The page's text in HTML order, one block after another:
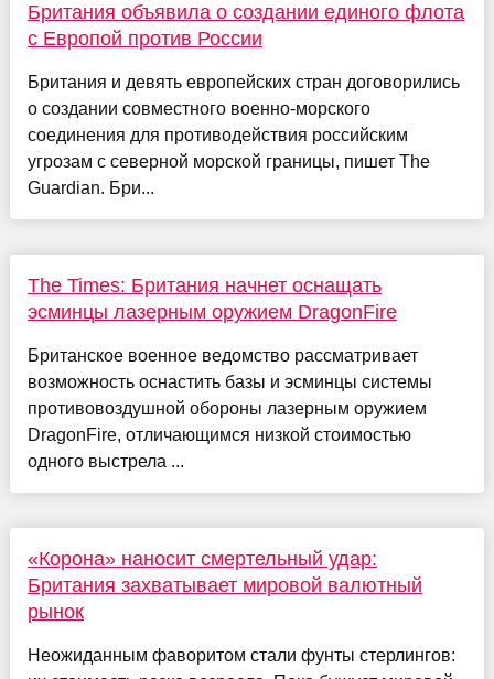
Британия объявила о создании единого флота
с Европой против России
Британия и девять европейских стран договорились
о создании совместного военно-морского
соединения для противодействия российским
угрозам с северной морской границы, пишет The
Guardian. Бри...
The Times: Британия начнет оснащать
эсминцы лазерным оружием DragonFire
Британское военное ведомство рассматривает
возможность оснастить базы и эсминцы системы
противовоздушной обороны лазерным оружием
DragonFire, отличающимся низкой стоимостью
одного выстрела ...
«Корона» наносит смертельный удар:
Британия захватывает мировой валютный
рынок
Неожиданным фаворитом стали фунты стерлингов: